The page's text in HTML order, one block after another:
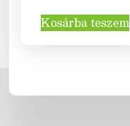
Kosárba teszem